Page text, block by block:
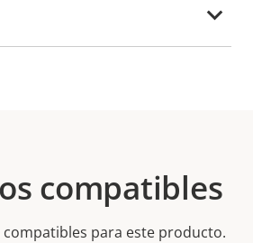
compatibles
para este producto.